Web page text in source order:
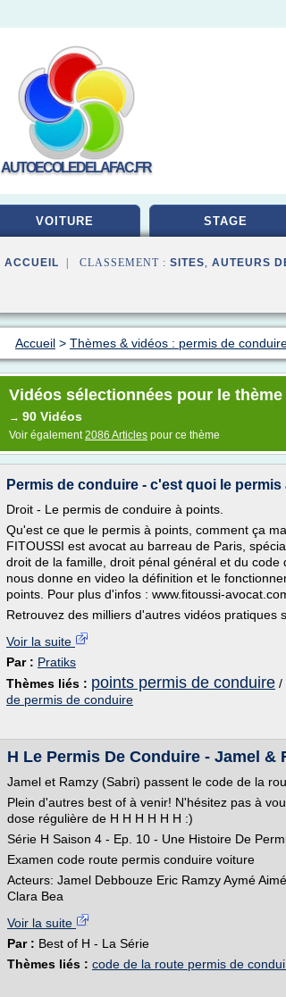
AUTOECOLEDELAFAC.FR
VOITURE STAGE
ACCUEIL | CLASSEMENT : SITES, AUTEURS
Accueil > Thèmes & vidéos : permis de
Vidéos sélectionnées pour le
→ 90 Vidéos
Voir également2086 Articles pour ce thème
Permis de conduire - c'est quoi le
Droit - Le permis de conduire à points.
Qu'est ce que le permis à points, comment ça
FITOUSSI est avocat au barreau de Paris,
droit de la famille, droit pénal général et du code
nous donne en video la définition et le
points. Pour plus d'infos : www.fitoussi-
Retrouvez des milliers d'autres vidéos pratiques
Voir la suite
Par : Pratiks
Thèmes liés : points permis de conduire /
de permis de conduire
H Le Permis De Conduire - Jamel &
Jamel et Ramzy (Sabri) passent le code de la
Plein d'autres best of à venir! N'hésitez pas à
dose régulière de H H H H H H :)
Série H Saison 4 - Ep. 10 - Une Histoire De
Examen code route permis conduire voiture
Acteurs: Jamel Debbouze Eric Ramzy Aymé
Clara Bea
Voir la suite
Par : Best of H - La Série
Thèmes liés : code de la route permis de